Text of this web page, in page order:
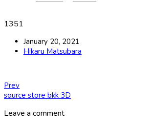
1351
January 20, 2021
Hikaru Matsubara
Prev
source store bkk 3D
Leave a comment